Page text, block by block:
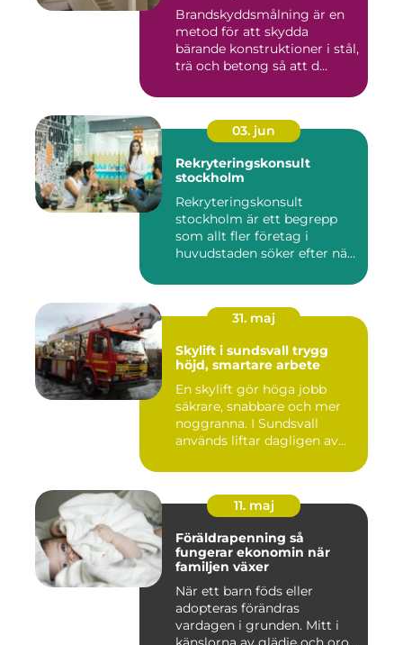
Brandskyddsmålning är en
metod för att skydda
bärande konstruktioner i stål,
trä och betong så att d...
03. jun
Rekryteringskonsult
stockholm
Rekryteringskonsult
stockholm är ett begrepp
som allt fler företag i
huvudstaden söker efter när
31. maj
Skylift i sundsvall trygg
höjd, smartare arbete
En skylift gör höga jobb
säkrare, snabbare och mer
noggranna. I Sundsvall
används liftar dagligen av...
11. maj
Föräldrapenning så
fungerar ekonomin när
familjen växer
När ett barn föds eller
adopteras förändras
vardagen i grunden. Mitt i